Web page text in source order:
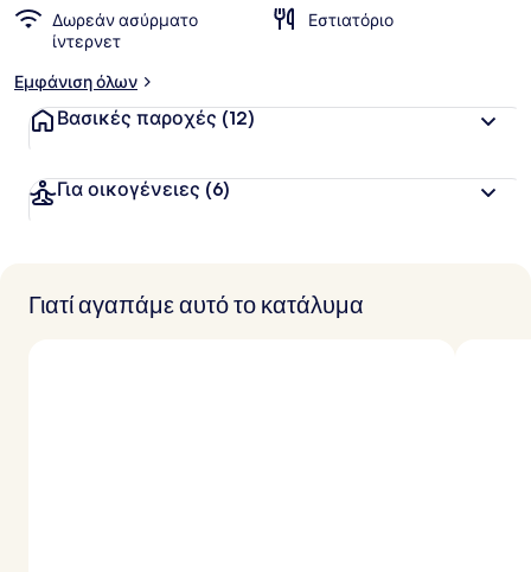
Δωρεάν ασύρματο
ίντερνετ
Εστιατόριο
Εμφάνιση όλων
Βασικές παροχές (12)
Για οικογένειες (6)
Γιατί αγαπάμε αυτό το κατάλυμα